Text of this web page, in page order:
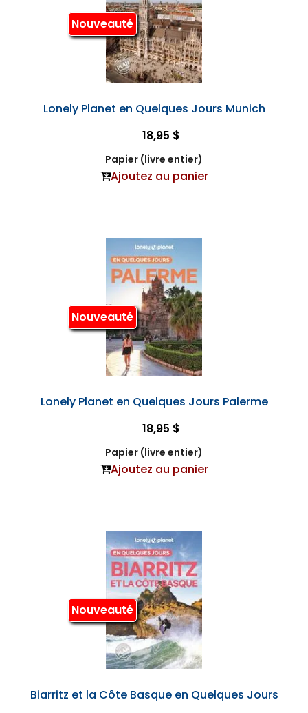
Nouveauté
Lonely Planet en Quelques Jours Munich
18,95 $
Papier (livre entier)
Ajoutez au panier
Nouveauté
Lonely Planet en Quelques Jours Palerme
18,95 $
Papier (livre entier)
Ajoutez au panier
Nouveauté
Biarritz et la Côte Basque en Quelques Jours